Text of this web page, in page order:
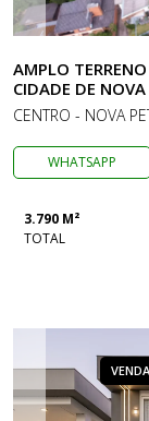
AMPLO
CIDADE DE
CENTRO - NOVA
WHATSAPP
3.790 M²
TOTAL
VENDA